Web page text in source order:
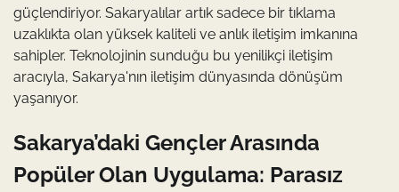
güçlendiriyor. Sakaryalılar artık sadece bir tıklama
uzaklıkta olan yüksek kaliteli ve anlık iletişim imkanına
sahipler. Teknolojinin sunduğu bu yenilikçi iletişim
aracıyla, Sakarya'nın iletişim dünyasında dönüşüm
yaşanıyor.
Sakarya’daki Gençler Arasında
Popüler Olan Uygulama: Parasız